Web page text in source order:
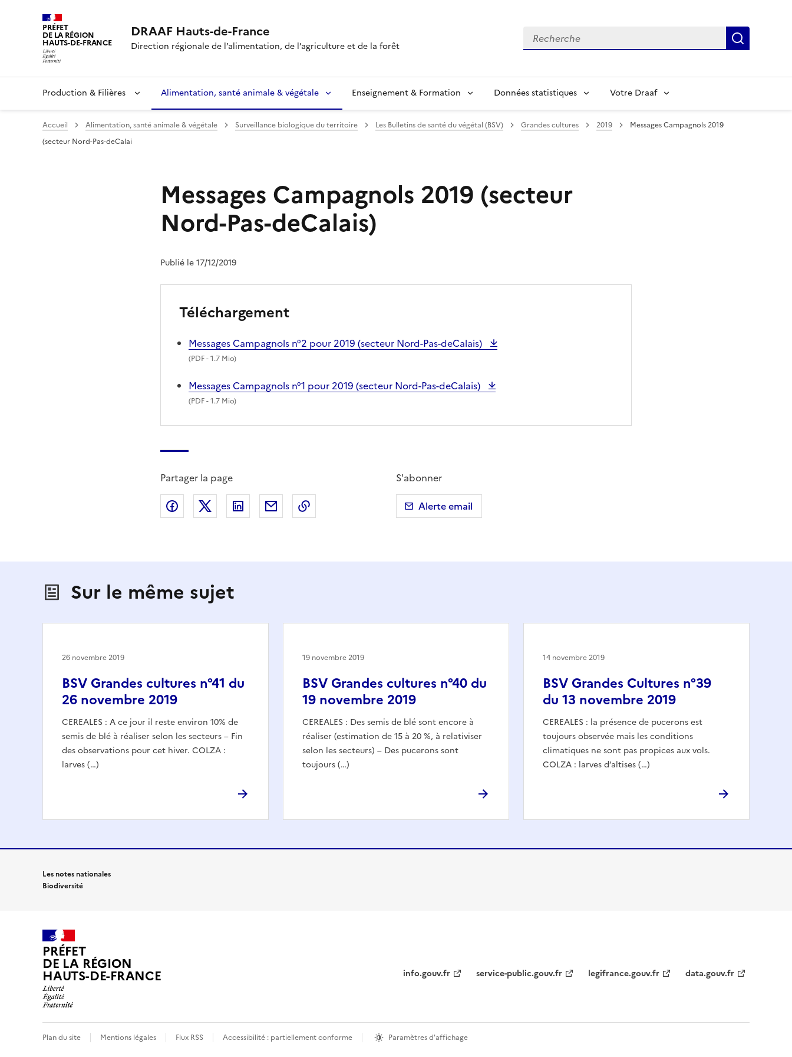
PRÉFET
DE LA RÉGION
HAUTS-DE-FRANCE
DRAAF Hauts-de-France
Direction régionale de l’alimentation, de l’agriculture et de la forêt
Recherche
Production & Filières Alimentation, santé animale & végétale Enseignement & Formation Données statistiques Votre Draaf
Accueil Alimentation, santé animale & végétale Surveillance biologique du territoire Les Bulletins de santé du végétal (BSV) Grandes cultures 2019
Messages Campagnols 2019
(secteur Nord-Pas-deCalai
Messages Campagnols 2019 (secteur
Nord-Pas-deCalais)
Publié le 17/12/2019
Téléchargement
Messages Campagnols n°2 pour 2019 (secteur Nord-Pas-deCalais)
(PDF- 1.7 Mio)
Messages Campagnols n°1 pour 2019 (secteur Nord-Pas-deCalais)
(PDF- 1.7 Mio)
Partager la page
Partager sur Facebook
Partager sur X (anciennement Twitter)
Partager sur LinkedIn
Partager par emailCopier dans le presse-papier
S'abonner
Alerte email
Sur le même sujet
BSV Grandes cultures n°41 du
26 novembre 2019
CEREALES : A ce jour il reste environ 10% de
semis de blé à réaliser selon les secteurs – Fin
des observations pour cet hiver. COLZA :
larves (…)
26 novembre 2019
BSV Grandes cultures n°40 du
19 novembre 2019
CEREALES : Des semis de blé sont encore à
réaliser (estimation de 15 à 20 %, à relativiser
selon les secteurs) – Des pucerons sont
toujours (…)
19 novembre 2019
BSV Grandes Cultures n°39
du 13 novembre 2019
CEREALES : la présence de pucerons est
toujours observée mais les conditions
climatiques ne sont pas propices aux vols.
COLZA : larves d’altises (…)
14 novembre 2019
Les notes nationales
Biodiversité
PRÉFET
DE LA RÉGION
HAUTS-DE-FRANCE info.gouv.fr service-public.gouv.fr legifrance.gouv.fr data.gouv.fr
Plan du site Mentions légales Flux RSS Accessibilité : partiellement conforme Paramètres d'affichage